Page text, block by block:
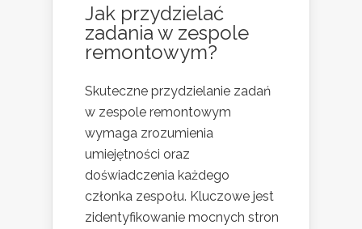
Jak przydzielać
zadania w zespole
remontowym?
Skuteczne przydzielanie zadań
w zespole remontowym
wymaga zrozumienia
umiejętności oraz
doświadczenia każdego
członka zespołu. Kluczowe jest
zidentyfikowanie mocnych stron